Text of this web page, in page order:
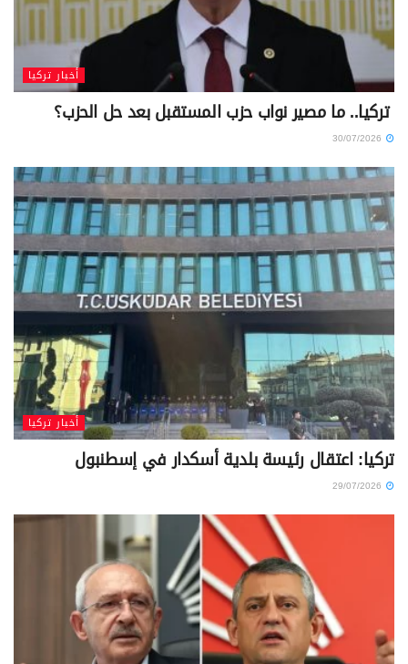
أخبار تركيا
تركيا.. ما مصير نواب حزب المستقبل بعد حل الحزب؟
أخبار تركيا
تركيا: اعتقال رئيسة بلدية أسكدار في إسطنبول